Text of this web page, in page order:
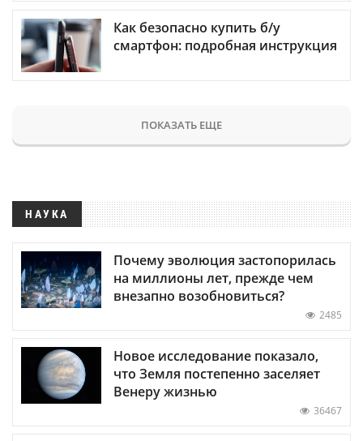
Как безопасно купить б/у
смартфон: подробная инструкция
ПОКАЗАТЬ ЕЩЕ
НАУКА
Почему эволюция застопорилась
на миллионы лет, прежде чем
внезапно возобновиться?
2485
Новое исследование показало,
что Земля постепенно заселяет
Венеру жизнью
36467